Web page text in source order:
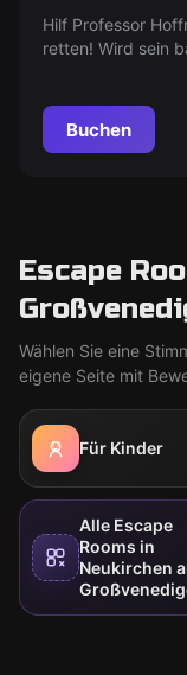
Hilf Professor
retten! Wird sein
Buchen
Escape
Wählen Sie eine
eigene Seite mit
Für Kinder
Alle Escape
Rooms in
Neukirchen